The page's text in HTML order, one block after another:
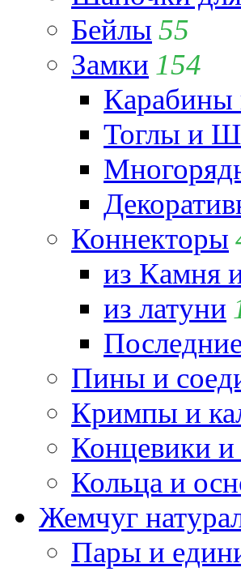
Бейлы 55
Замки 154
Карабины
Тоглы и
Коннекторы
из Камня
из латуни
Пины и
Кримпы и
Концевики
Кольца и
Жемчуг
Пары и